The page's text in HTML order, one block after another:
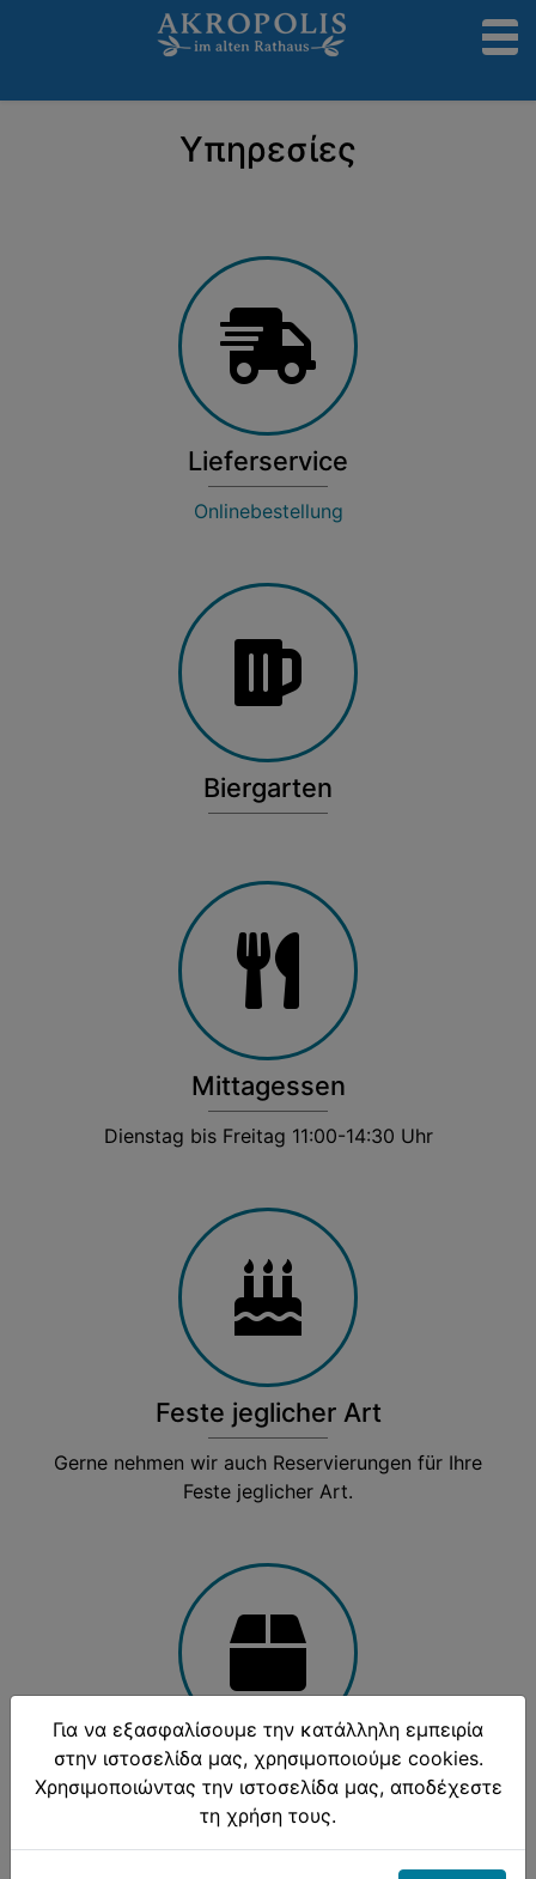
Υπηρεσίες
Lieferservice
Onlinebestellung
Biergarten
Mittagessen
Dienstag bis Freitag 11:00-14:30 Uhr
Feste jeglicher Art
Gerne nehmen wir auch Reservierungen für Ihre
Feste jeglicher Art.
Zum Mitnehmen
Alle Gerichte auch zum Mitnehmen
Για να εξασφαλίσουμε την κατάλληλη εμπειρία
στην ιστοσελίδα μας, χρησιμοποιούμε cookies.
Χρησιμοποιώντας την ιστοσελίδα μας, αποδέχεστε
τη χρήση τους.